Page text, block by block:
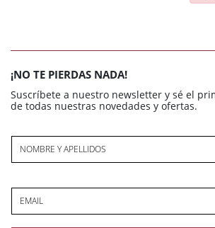
¡NO TE PIERDAS NADA!
Suscríbete a nuestro newsletter y sé el
de todas nuestras novedades y ofertas.
NOMBRE Y APELLIDOS
EMAIL